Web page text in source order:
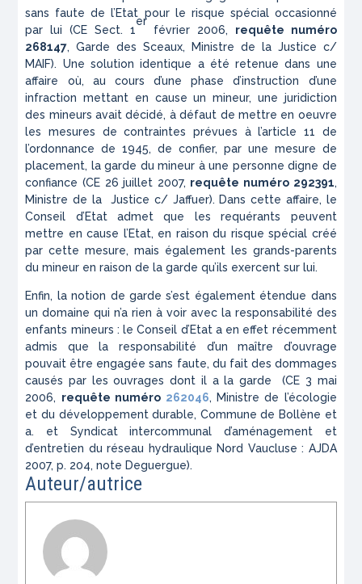
sans faute de l’Etat pour le risque spécial occasionné
par lui (CE Sect. 1
er
février 2006, requête numéro
268147, Garde des Sceaux, Ministre de la Justice c/
MAIF). Une solution identique a été retenue dans une
affaire où, au cours d’une phase d’instruction d’une
infraction mettant en cause un mineur, une juridiction
des mineurs avait décidé, à défaut de mettre en oeuvre
les mesures de contraintes prévues à l’article 11 de
l’ordonnance de 1945, de confier, par une mesure de
placement, la garde du mineur à une personne digne de
confiance (CE 26 juillet 2007, requête numéro 292391,
Ministre de la Justice c/ Jaffuer). Dans cette affaire, le
Conseil d’Etat admet que les requérants peuvent
mettre en cause l’Etat, en raison du risque spécial créé
par cette mesure, mais également les grands-parents
du mineur en raison de la garde qu’ils exercent sur lui.
Enfin, la notion de garde s’est également étendue dans
un domaine qui n’a rien à voir avec la responsabilité des
enfants mineurs : le Conseil d’Etat a en effet récemment
admis que la responsabilité d’un maître d’ouvrage
pouvait être engagée sans faute, du fait des dommages
causés par les ouvrages dont il a la garde (CE 3 mai
2006, requête numéro 262046, Ministre de l’écologie
et du développement durable, Commune de Bollène et
a. et Syndicat intercommunal d’aménagement et
d’entretien du réseau hydraulique Nord Vaucluse : AJDA
2007, p. 204, note Deguergue).
Auteur/autrice